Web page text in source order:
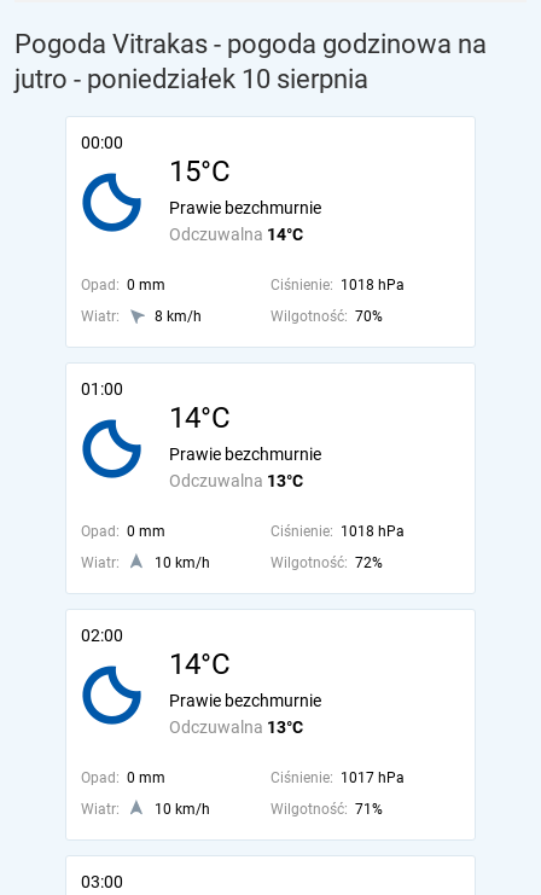
Pogoda Vitrakas - pogoda godzinowa na
jutro - poniedziałek 10 sierpnia
00:00
15°C
Odczuwalna 14°C
Prawie bezchmurnie
Opad: 0 mm Ciśnienie: 1018 hPa
Wiatr:
8 km/h Wilgotność: 70%
01:00
14°C
Odczuwalna 13°C
Prawie bezchmurnie
Opad: 0 mm Ciśnienie: 1018 hPa
Wiatr:
10 km/h Wilgotność: 72%
02:00
14°C
Odczuwalna 13°C
Prawie bezchmurnie
Opad: 0 mm Ciśnienie: 1017 hPa
Wiatr:
10 km/h Wilgotność: 71%
03:00